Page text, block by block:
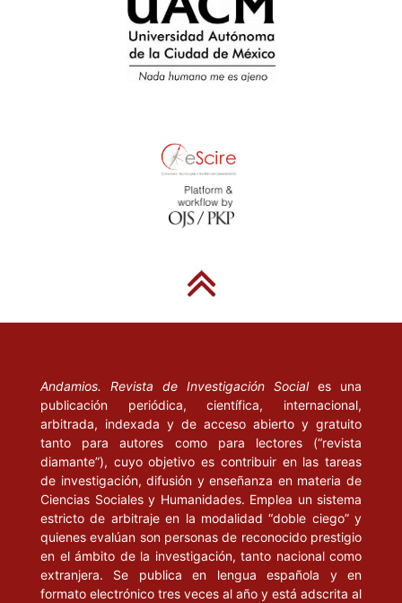
Andamios. Revista de Investigación Social es una
publicación periódica, científica, internacional,
arbitrada, indexada y de acceso abierto y gratuito
tanto para autores como para lectores (“revista
diamante”), cuyo objetivo es contribuir en las tareas
de investigación, difusión y enseñanza en materia de
Ciencias Sociales y Humanidades. Emplea un sistema
estricto de arbitraje en la modalidad “doble ciego” y
quienes evalúan son personas de reconocido prestigio
en el ámbito de la investigación, tanto nacional como
extranjera. Se publica en lengua española y en
formato electrónico tres veces al año y está adscrita al